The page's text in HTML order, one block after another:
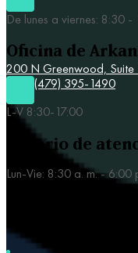
De lunes a viernes: 8:30 -
Oficina de
200 N Greenwood, Suite
(479) 395-1490
L-V 8:30-17:00
Horario de
Lun-Vie: 8:30 a. m. -